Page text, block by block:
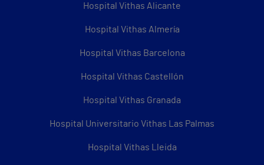
Hospital Vithas Alicante
Hospital Vithas Almería
Hospital Vithas Barcelona
Hospital Vithas Castellón
Hospital Vithas Granada
Hospital Universitario Vithas Las Palmas
Hospital Vithas Lleida